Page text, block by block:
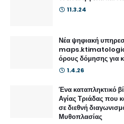
11.3.24
Νέα ψηφιακή
όρους δόμησης για
1.4.26
Ένα καταπληκτικό
Αγίας Τριάδας που
σε διεθνή
Μυθοπλασίας